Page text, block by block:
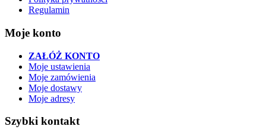
Regulamin
Moje konto
ZAŁÓŻ KONTO
Moje ustawienia
Moje zamówienia
Moje dostawy
Moje adresy
Szybki kontakt